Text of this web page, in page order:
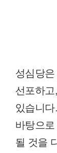
성심당
선포하
있습니
바탕으
될 것을